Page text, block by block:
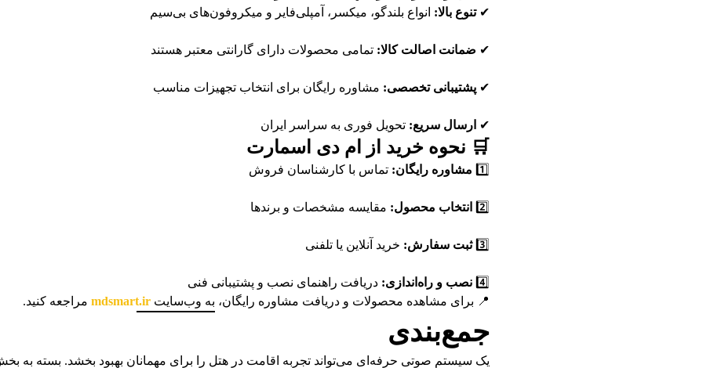
✔تنوع بالا: انواع بلندگو، میکسر، آمپلی‌فایر و میکروفون‌های بی‌سیم
✔ ضمانت اصالت کالا: تمامی محصولات دارای گارانتی معتبر هستند
✔ پشتیبانی تخصصی: مشاوره رایگان برای انتخاب تجهیزات مناسب
✔ ارسال سریع: تحویل فوری به سراسر ایران
🛒 نحوه خرید از ام دی اسمارت
1️⃣ مشاوره رایگان: تماس با کارشناسان فروش
2️⃣ انتخاب محصول: مقایسه مشخصات و برندها
3️⃣ ثبت سفارش: خرید آنلاین یا تلفنی
4️⃣ نصب و راه‌اندازی: دریافت راهنمای نصب و پشتیبانی فنی
📍 برای مشاهده محصولات و دریافت مشاوره رایگان، به وب‌سایت mdsmart.ir مراجعه کنید.
جمع‌بندی
یک سیستم صوتی حرفه‌ای می‌تواند تجربه اقامت در هتل را برای مهمانان بهبود بخشد. بسته به